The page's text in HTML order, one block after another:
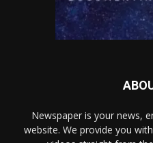
Newspaper is your news,
website. We provide you